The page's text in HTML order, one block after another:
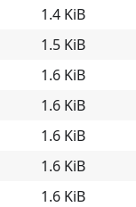
1.4 KiB
1.5 KiB
1.6 KiB
1.6 KiB
1.6 KiB
1.6 KiB
1.6 KiB